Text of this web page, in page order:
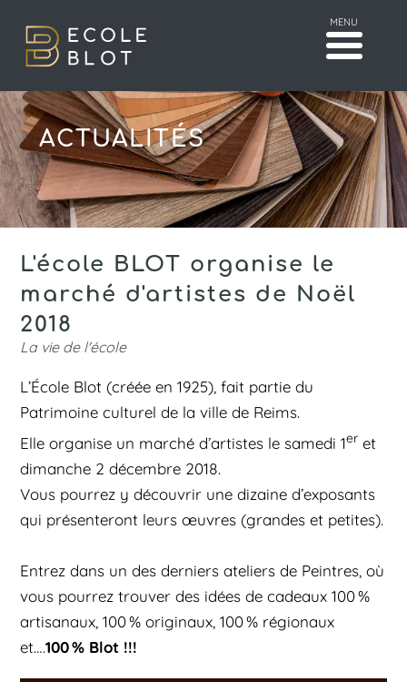
MENU
ACTUALITÉS
L'école BLOT organise le
marché d'artistes de Noël
2018
La vie de l'école
L’École Blot (créée en 1925), fait partie du
Patrimoine culturel de la ville de Reims.
Elle organise un marché d’artistes le samedi 1er et
dimanche 2 décembre 2018.
Vous pourrez y découvrir une dizaine d’exposants
qui présenteront leurs œuvres (grandes et petites).
Entrez dans un des derniers ateliers de Peintres, où
vous pourrez trouver des idées de cadeaux 100 %
artisanaux, 100 % originaux, 100 % régionaux
et….100 % Blot !!!